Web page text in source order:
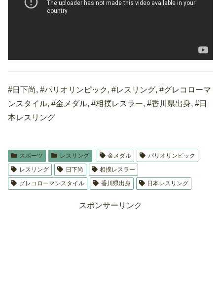
#日下尚, #パリオリンピック, #レスリング, #グレコローマ
ンスタイル, #金メダル, #相撲レスラー, #香川県出身, #日
本レスリング
スポーツ レスリング 金メダル
パリオリンピック
レスリング
日下尚
相撲レスラー
グレコローマンスタイル
香川県出身 日本レスリング
スポンサーリンク